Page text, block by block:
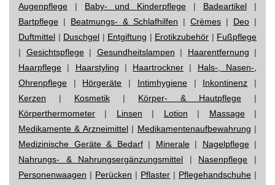
Augenpflege | Baby- und Kinderpflege | Badeartikel |
Bartpflege | Beatmungs- & Schlafhilfen | Crèmes | Deo |
Duftmittel | Duschgel | Entgiftung | Erotikzubehör | Fußpflege
| Gesichtspflege| Gesundheitslampen | Haarentfernung |
Haarpflege | Haarstyling | Haartrockner | Hals-, Nasen-,
Ohrenpflege | Hörgeräte | Intimhygiene| Inkontinenz |
Kerzen | Kosmetik | Körper- & Hautpflege |
Körperthermometer | Linsen | Lotion | Massage|
Medikamente & Arzneimittel| Medikamentenaufbewahrung |
Medizinische Geräte & Bedarf| Minerale| Nagelpflege|
Nahrungs- & Nahrungsergänzungsmittel | Nasenpflege |
Personenwaagen | Perücken | Pflaster | Pflegehandschuhe |